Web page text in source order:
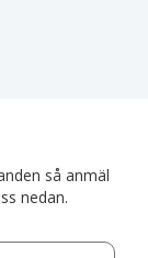
så anmäl
nedan.